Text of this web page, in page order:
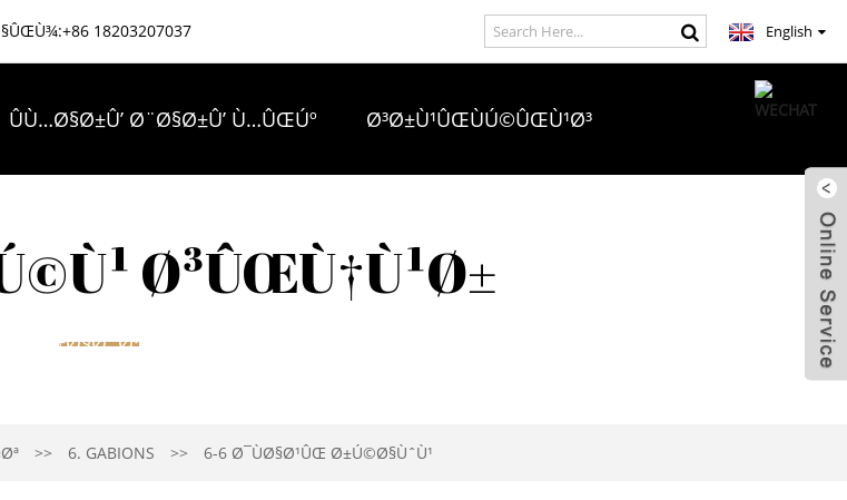
18203207037 English
ÛÙ…Ø§Ø±Û’ Ø¨Ø§Ø±Û’ Ù…ÛŒÚº Ø³Ø±Ù¹ÛŒÙÚ©ÛŒÙ¹Ø³
Ø³Û’ Ø±Ø§Ø¨Ø·Û Ú©Ø±ÛŒÚºÛ”
Ø³ÛŒÙ†Ù¹Ø±
6. GABIONS 6-6 Ø¯ÙØ§Ø¹ÛŒ Ø±Ú©Ø§ÙˆÙ¹